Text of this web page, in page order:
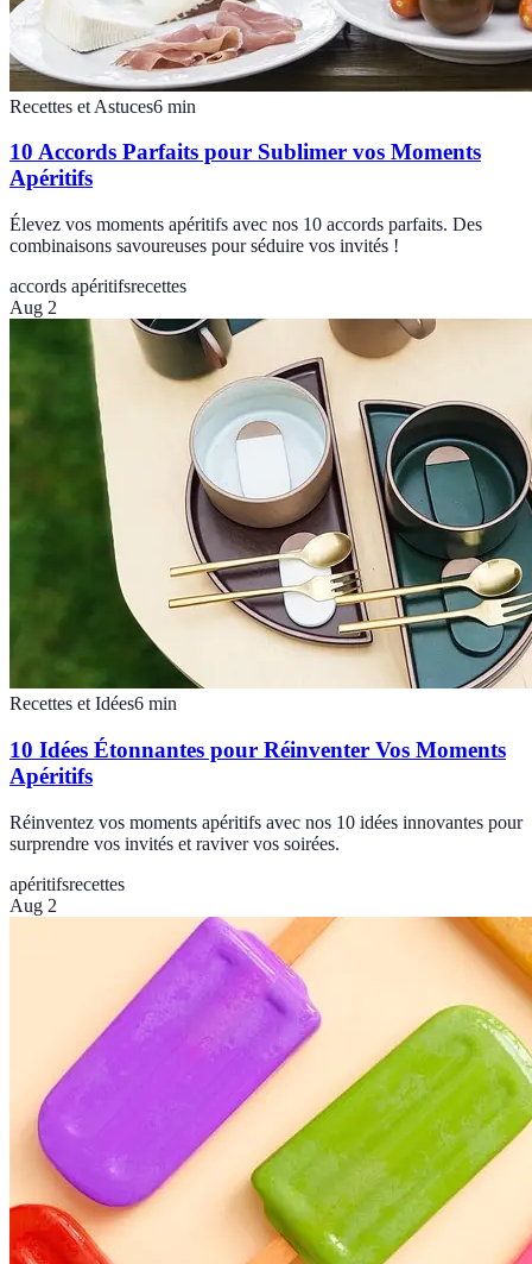
Recettes et Astuces6 min
10 Accords Parfaits pour Sublimer vos Moments
Apéritifs
Élevez vos moments apéritifs avec nos 10 accords parfaits. Des
combinaisons savoureuses pour séduire vos invités !
accords apéritifsrecettes
Aug 2
Recettes et Idées6 min
10 Idées Étonnantes pour Réinventer Vos Moments
Apéritifs
Réinventez vos moments apéritifs avec nos 10 idées innovantes pour
surprendre vos invités et raviver vos soirées.
apéritifsrecettes
Aug 2